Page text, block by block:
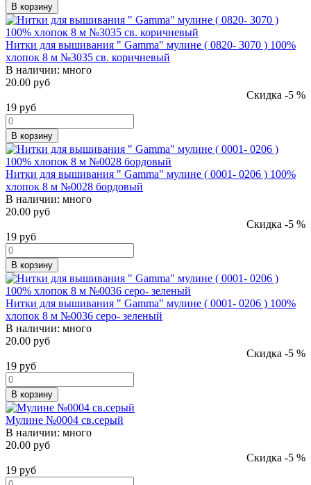
В корзину
Нитки для вышивания " Gamma" мулине ( 0820- 3070 ) 100%
хлопок 8 м №3035 св. коричневый
В наличии: много
20.00 руб
Скидка -5 %
19 руб
В корзину
Нитки для вышивания " Gamma" мулине ( 0001- 0206 ) 100%
хлопок 8 м №0028 бордовый
В наличии: много
20.00 руб
Скидка -5 %
19 руб
В корзину
Нитки для вышивания " Gamma" мулине ( 0001- 0206 ) 100%
хлопок 8 м №0036 серо- зеленый
В наличии: много
20.00 руб
Скидка -5 %
19 руб
В корзину
Мулине №0004 св.серый
В наличии: много
20.00 руб
Скидка -5 %
19 руб